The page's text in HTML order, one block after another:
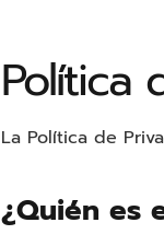
Política
La Política de
¿Quién es